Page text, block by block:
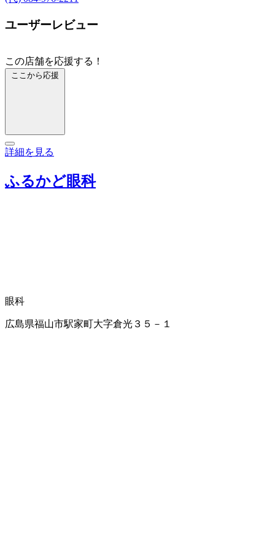
ユーザーレビュー
この店舗を応援する！
ここから応援
詳細を見る
ふるかど眼科
眼科
広島県福山市駅家町大字倉光３５－１